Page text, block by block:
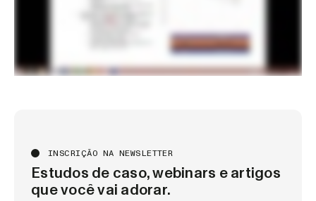
INSCRIÇÃO NA NEWSLETTER
Estudos de caso, webinars e artigos
que você vai adorar.